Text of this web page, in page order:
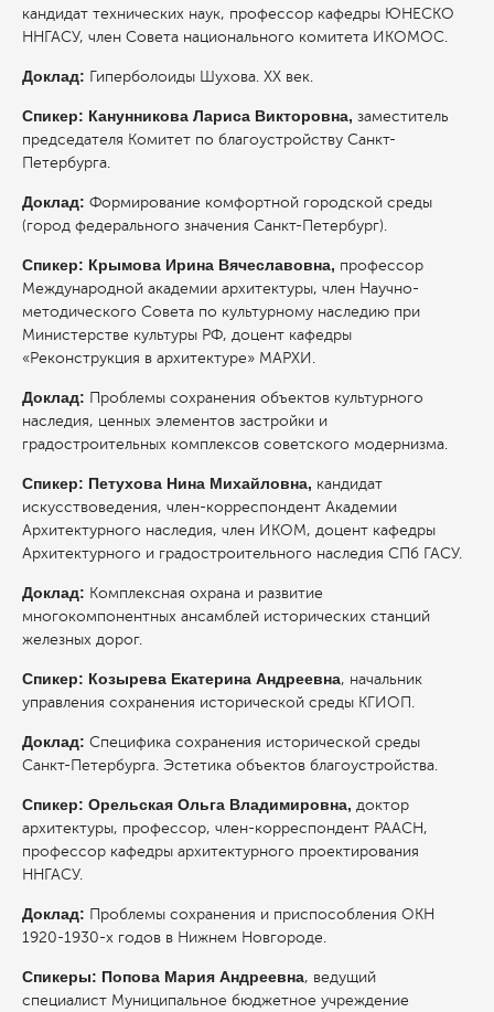
кандидат технических наук, профессор кафедры ЮНЕСКО
ННГАСУ, член Совета национального комитета ИКОМОС.
Доклад: Гиперболоиды Шухова. ХХ век.
Спикер: Канунникова Лариса Викторовна, заместитель
председателя Комитет по благоустройству Санкт-
Петербурга.
Доклад: Формирование комфортной городской среды
(город федерального значения Санкт-Петербург).
Спикер: Крымова Ирина Вячеславовна, профессор
Международной академии архитектуры, член Научно-
методического Совета по культурному наследию при
Министерстве культуры РФ, доцент кафедры
«Реконструкция в архитектуре» МАРХИ.
Доклад: Проблемы сохранения объектов культурного
наследия, ценных элементов застройки и
градостроительных комплексов советского модернизма.
Спикер: Петухова Нина Михайловна, кандидат
искусствоведения, член-корреспондент Академии
Архитектурного наследия, член ИКОМ, доцент кафедры
Архитектурного и градостроительного наследия СПб ГАСУ.
Доклад: Комплексная охрана и развитие
многокомпонентных ансамблей исторических станций
железных дорог.
Спикер: Козырева Екатерина Андреевна, начальник
управления сохранения исторической среды КГИОП.
Доклад: Специфика сохранения исторической среды
Санкт-Петербурга. Эстетика объектов благоустройства.
Спикер: Орельская Ольга Владимировна, доктор
архитектуры, профессор, член-корреспондент РААСН,
профессор кафедры архитектурного проектирования
ННГАСУ.
Доклад: Проблемы сохранения и приспособления ОКН
1920-1930-х годов в Нижнем Новгороде.
Спикеры: Попова Мария Андреевна, ведущий
специалист Муниципальное бюджетное учреждение